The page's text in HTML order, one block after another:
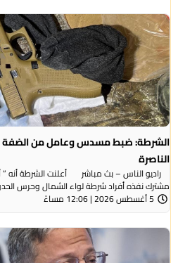
الشرطة: ضبط مسدس وعامل من الضفة
الناصرة
مشترك نفذه أفراد شرطة لواء الشمال وحرس
5 أغسطس 2026 | 12:06 مساءً